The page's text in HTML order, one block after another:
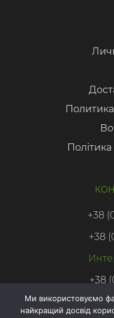
+38
+38
+38
Ми використовуємо
найкращий досвід